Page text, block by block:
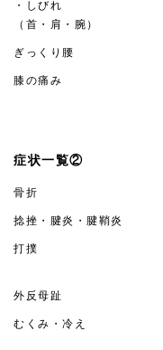
・しびれ
（首・肩・腕）
ぎっくり腰
膝の痛み
症状一覧②
骨折
捻挫・腱炎・腱鞘炎
打撲
外反母趾
むくみ・冷え